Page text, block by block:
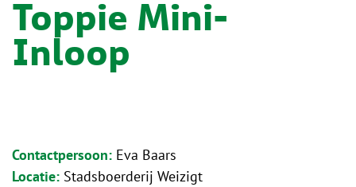
Toppie Mini-
Inloop
Contactpersoon Eva Baars
Locatie Stadsboerderij Weizigt